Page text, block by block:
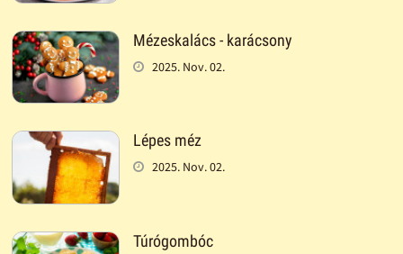
Mézeskalács - karácsony
2025. Nov. 02.
Lépes méz
2025. Nov. 02.
Túrógombóc